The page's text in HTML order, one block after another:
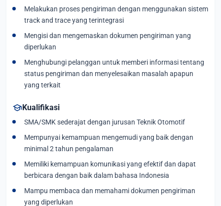
Melakukan proses pengiriman dengan menggunakan sistem
track and trace yang terintegrasi
Mengisi dan mengemaskan dokumen pengiriman yang
diperlukan
Menghubungi pelanggan untuk memberi informasi tentang
status pengiriman dan menyelesaikan masalah apapun
yang terkait
schoolKualifikasi
SMA/SMK sederajat dengan jurusan Teknik Otomotif
Mempunyai kemampuan mengemudi yang baik dengan
minimal 2 tahun pengalaman
Memiliki kemampuan komunikasi yang efektif dan dapat
berbicara dengan baik dalam bahasa Indonesia
Mampu membaca dan memahami dokumen pengiriman
yang diperlukan